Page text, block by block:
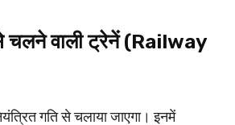
चलने वाली ट्रेनें (Railway
गति से चलाया जाएगा। इनमें